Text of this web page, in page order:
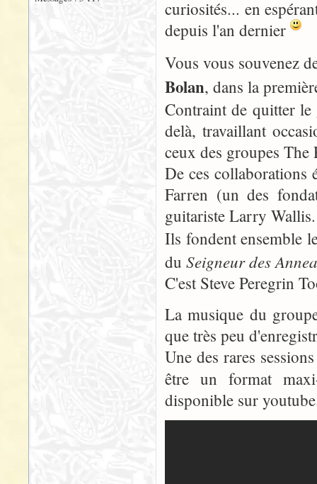
curiosités... en
depuis l'an dernier
Vous vous souvenez
Bolan, dans la
Contraint de quitter
delà, travaillant
ceux des groupes
De ces collaborations
Farren (un des
guitariste Larry Wallis.
Ils fondent ensemble
du Seigneur des
C'est Steve Peregrin
La musique du
que très peu
Une des rares
être un format
disponible sur